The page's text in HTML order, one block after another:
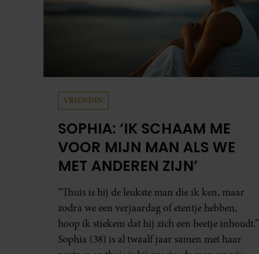
VRIENDIN
SOPHIA: ‘IK SCHAAM ME
VOOR MIJN MAN ALS WE
MET ANDEREN ZIJN’
“Thuis is hij de leukste man die ik ken, maar
zodra we een verjaardag of etentje hebben,
hoop ik stiekem dat hij zich een beetje inhoudt.”
Sophia (38) is al twaalf jaar samen met haar